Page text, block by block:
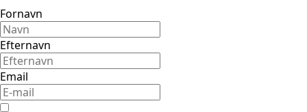
Fornavn
Efternavn
Email